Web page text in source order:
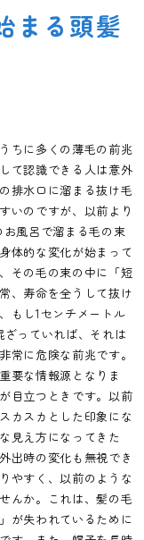
まる頭髪
ちに多くの薄毛の前兆
て認識できる人は意外
排水口に溜まる抜け毛
いのですが、以前より
風呂で溜まる毛の束
体的な変化が始まって
その毛の束の中に「短
、寿命を全うして抜け
もし1センチメートル
っていれば、それは
常に危険な前兆です。
要な情報源となりま
目立つときです。以前
カスカとした印象にな
見え方になってきた
出時の変化も無視でき
やすく、以前のような
んか。これは、髪の毛
が失われているために